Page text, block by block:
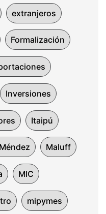
extranjeros
Formalización
Inversiones
Itaipú
Maluff
MIC
mipymes